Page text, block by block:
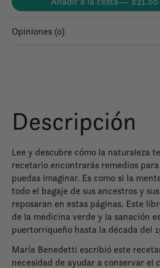
Opiniones (0)
Descripción
Lee y descubre cómo la naturaleza
recetario encontrarás remedios
puedas imaginar. Es como si la
todo el bagaje de sus ancestros y
reposaran en estas páginas. Este
de la medicina verde y la sanación
puertorriqueño hasta la década del
María Benedetti escribió este
necesidad de ayudar a conservar el